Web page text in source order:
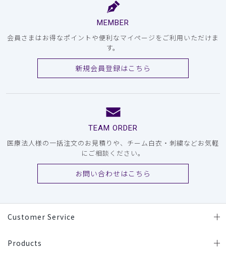
MEMBER
会員さまはお得なポイントや便利なマイページをご利用いただけま
す。
新規会員登録はこちら
TEAM ORDER
医療法人様の一括注文のお見積りや、チーム白衣・刺繍などお気軽
にご相談ください。
お問い合わせはこちら
Customer Service
Products